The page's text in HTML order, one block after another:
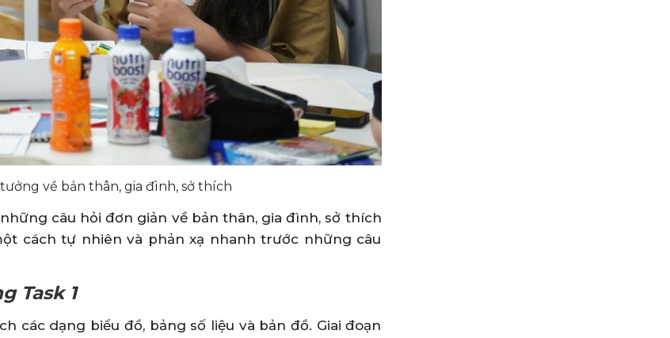
về bản thân, gia đình, sở thích
câu hỏi đơn giản về bản thân, gia đình, sở thích
cách tự nhiên và phản xạ nhanh trước những câu
Task 1
các dạng biểu đồ, bảng số liệu và bản đồ. Giai đoạn